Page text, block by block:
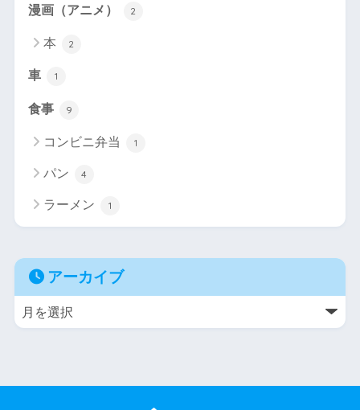
漫画（アニメ） 2
本 2
車 1
食事 9
コンビニ弁当 1
パン 4
ラーメン 1
アーカイブ